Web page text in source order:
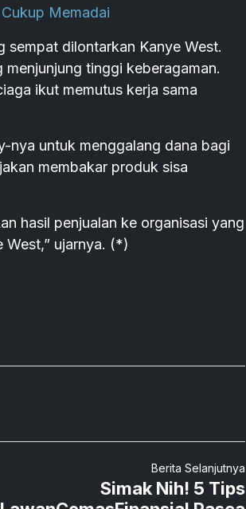
Memadai
sempat dilontarkan Kanye West.
tinggi keberagaman.
ikut memutus kerja sama
nya untuk menggalang dana bagi
membakar produk sisa
hasil penjualan ke organisasi yang
West,” ujarnya. (*)
Berita Selanjutnya
Simak Nih! 5 Tips